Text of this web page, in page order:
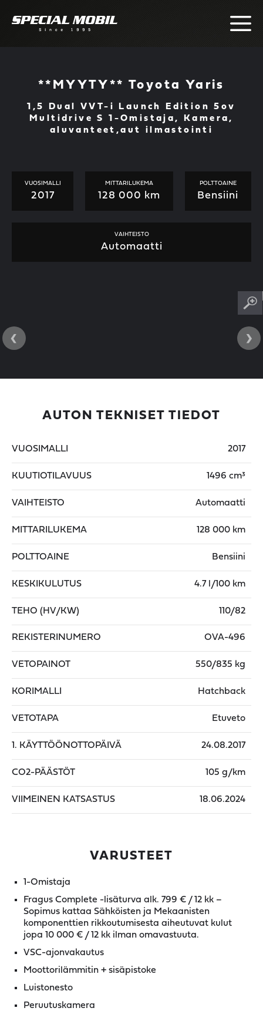
**MYYTY** Toyota Yaris
1,5 Dual VVT-i Launch Edition 5ov
Multidrive S 1-Omistaja, Kamera,
aluvanteet,aut ilmastointi
VUOSIMALLI
2017
MITTARILUKEMA
128 000 km
POLTTOAINE
Bensiini
VAIHTEISTO
Automaatti
‹ ›
AUTON TEKNISET TIEDOT
VUOSIMALLI 2017
KUUTIOTILAVUUS 1496 cm³
VAIHTEISTO Automaatti
MITTARILUKEMA 128 000 km
POLTTOAINE Bensiini
KESKIKULUTUS 4.7 l/100 km
TEHO (HV/KW) 110/82
REKISTERINUMERO OVA-496
VETOPAINOT 550/835 kg
KORIMALLI Hatchback
VETOTAPA Etuveto
1. KÄYTTÖÖNOTTOPÄIVÄ 24.08.2017
CO2-PÄÄSTÖT 105 g/km
VIIMEINEN KATSASTUS 18.06.2024
VARUSTEET
1-Omistaja
Fragus Complete -lisäturva alk. 799 € / 12 kk –
Sopimus kattaa Sähköisten ja Mekaanisten
komponenttien rikkoutumisesta aiheutuvat kulut
jopa 10 000 € / 12 kk ilman omavastuuta.
VSC-ajonvakautus
Moottorilämmitin + sisäpistoke
Luistonesto
Peruutuskamera